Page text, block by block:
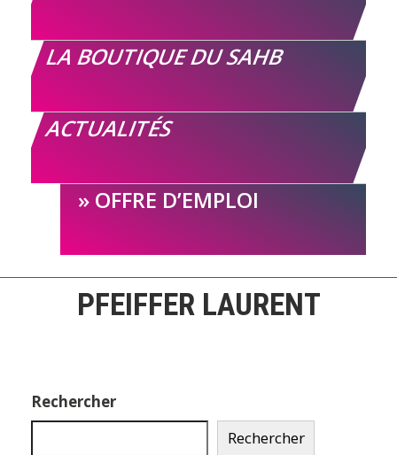
LA BOUTIQUE DU SAHB
ACTUALITÉS
OFFRE D’EMPLOI
PFEIFFER LAURENT
Rechercher
Rechercher